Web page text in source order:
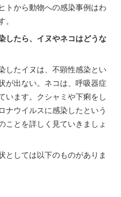
トから動物への感染事例はわ
したら、イヌやネコはどうな
したイヌは、不顕性感染とい
が出ない。ネコは、呼吸器症
います。クシャミや下痢をし
ナウイルスに感染したという
ことを詳しく見ていきましょ
としては以下のものがありま